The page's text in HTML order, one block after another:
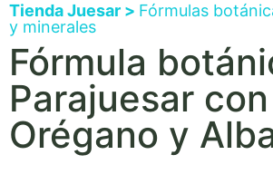
Tienda Juesar > Fórmulas
y minerales
Fórmula
Parajuesar con
Orégano y